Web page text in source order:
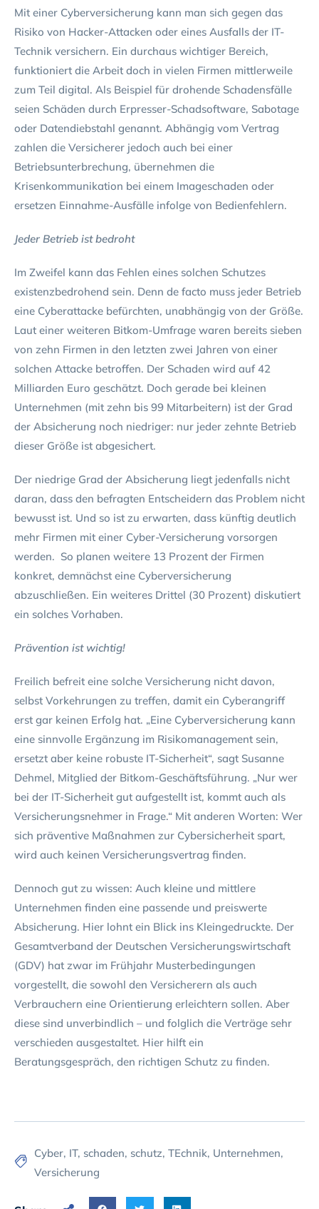
Mit einer Cyberversicherung kann man sich gegen das
Risiko von Hacker-Attacken oder eines Ausfalls der IT-
Technik versichern. Ein durchaus wichtiger Bereich,
funktioniert die Arbeit doch in vielen Firmen mittlerweile
zum Teil digital. Als Beispiel für drohende Schadensfälle
seien Schäden durch Erpresser-Schadsoftware, Sabotage
oder Datendiebstahl genannt. Abhängig vom Vertrag
zahlen die Versicherer jedoch auch bei einer
Betriebsunterbrechung, übernehmen die
Krisenkommunikation bei einem Imageschaden oder
ersetzen Einnahme-Ausfälle infolge von Bedienfehlern.
Jeder Betrieb ist bedroht
Im Zweifel kann das Fehlen eines solchen Schutzes
existenzbedrohend sein. Denn de facto muss jeder Betrieb
eine Cyberattacke befürchten, unabhängig von der Größe.
Laut einer weiteren Bitkom-Umfrage waren bereits sieben
von zehn Firmen in den letzten zwei Jahren von einer
solchen Attacke betroffen. Der Schaden wird auf 42
Milliarden Euro geschätzt. Doch gerade bei kleinen
Unternehmen (mit zehn bis 99 Mitarbeitern) ist der Grad
der Absicherung noch niedriger: nur jeder zehnte Betrieb
dieser Größe ist abgesichert.
Der niedrige Grad der Absicherung liegt jedenfalls nicht
daran, dass den befragten Entscheidern das Problem nicht
bewusst ist. Und so ist zu erwarten, dass künftig deutlich
mehr Firmen mit einer Cyber-Versicherung vorsorgen
werden. So planen weitere 13 Prozent der Firmen
konkret, demnächst eine Cyberversicherung
abzuschließen. Ein weiteres Drittel (30 Prozent) diskutiert
ein solches Vorhaben.
Prävention ist wichtig!
Freilich befreit eine solche Versicherung nicht davon,
selbst Vorkehrungen zu treffen, damit ein Cyberangriff
erst gar keinen Erfolg hat. „Eine Cyberversicherung kann
eine sinnvolle Ergänzung im Risikomanagement sein,
ersetzt aber keine robuste IT-Sicherheit“, sagt Susanne
Dehmel, Mitglied der Bitkom-Geschäftsführung. „Nur wer
bei der IT-Sicherheit gut aufgestellt ist, kommt auch als
Versicherungsnehmer in Frage.“ Mit anderen Worten: Wer
sich präventive Maßnahmen zur Cybersicherheit spart,
wird auch keinen Versicherungsvertrag finden.
Dennoch gut zu wissen: Auch kleine und mittlere
Unternehmen finden eine passende und preiswerte
Absicherung. Hier lohnt ein Blick ins Kleingedruckte. Der
Gesamtverband der Deutschen Versicherungswirtschaft
(GDV) hat zwar im Frühjahr Musterbedingungen
vorgestellt, die sowohl den Versicherern als auch
Verbrauchern eine Orientierung erleichtern sollen. Aber
diese sind unverbindlich – und folglich die Verträge sehr
verschieden ausgestaltet. Hier hilft ein
Beratungsgespräch, den richtigen Schutz zu finden.
Cyber, IT, schaden, schutz, TEchnik, Unternehmen,
Versicherung